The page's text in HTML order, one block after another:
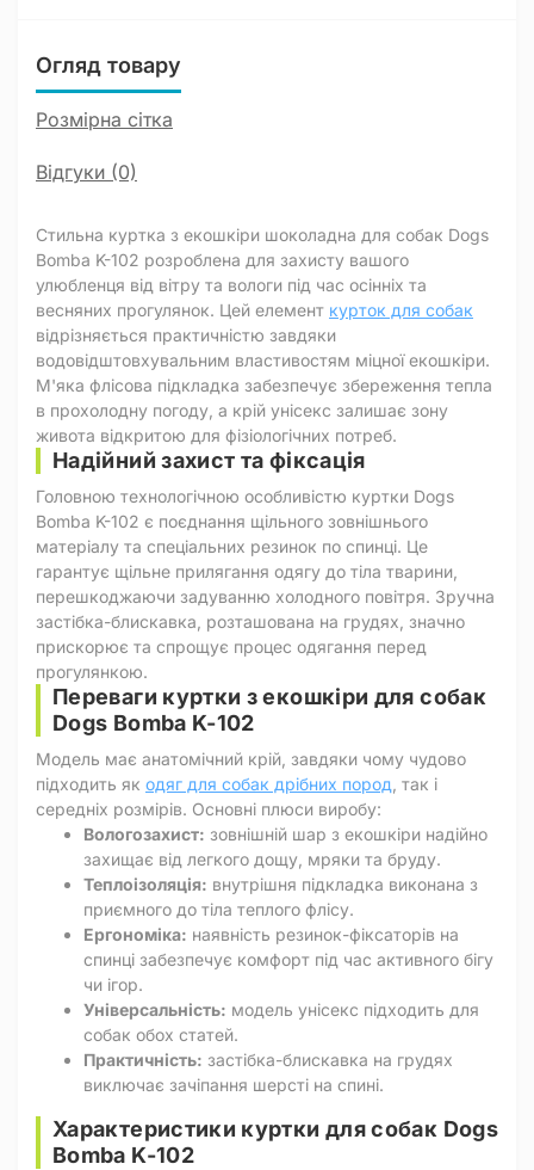
Огляд товару
Розмірна сітка
Відгуки (0)
Стильна куртка з екошкіри шоколадна для собак Dogs
Bomba K-102 розроблена для захисту вашого
улюбленця від вітру та вологи під час осінніх та
весняних прогулянок. Цей елемент курток для собак
відрізняється практичністю завдяки
водовідштовхувальним властивостям міцної екошкіри.
М'яка флісова підкладка забезпечує збереження тепла
в прохолодну погоду, а крій унісекс залишає зону
живота відкритою для фізіологічних потреб.
Надійний захист та фіксація
Головною технологічною особливістю куртки Dogs
Bomba K-102 є поєднання щільного зовнішнього
матеріалу та спеціальних резинок по спинці. Це
гарантує щільне прилягання одягу до тіла тварини,
перешкоджаючи задуванню холодного повітря. Зручна
застібка-блискавка, розташована на грудях, значно
прискорює та спрощує процес одягання перед
прогулянкою.
Переваги куртки з екошкіри для собак
Dogs Bomba K-102
Модель має анатомічний крій, завдяки чому чудово
підходить як одяг для собак дрібних пород , так і
середніх розмірів. Основні плюси виробу:
Вологозахист: зовнішній шар з екошкіри надійно
захищає від легкого дощу, мряки та бруду.
Теплоізоляція: внутрішня підкладка виконана з
приємного до тіла теплого флісу.
Ергономіка: наявність резинок-фіксаторів на
спинці забезпечує комфорт під час активного бігу
чи ігор.
Універсальність: модель унісекс підходить для
собак обох статей.
Практичність: застібка-блискавка на грудях
виключає зачіпання шерсті на спині.
Характеристики куртки для собак Dogs
Bomba K-102